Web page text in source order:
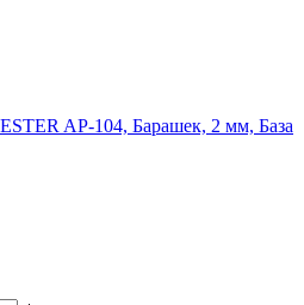
AP-104, Барашек, 2 мм, База